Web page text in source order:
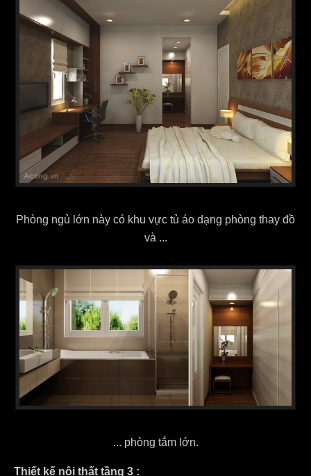
Phòng ngủ lớn này có khu vực tủ áo dạng phòng thay đồ
và ...
... phòng tắm lớn.
Thiết kế nội thất tầng 3 :